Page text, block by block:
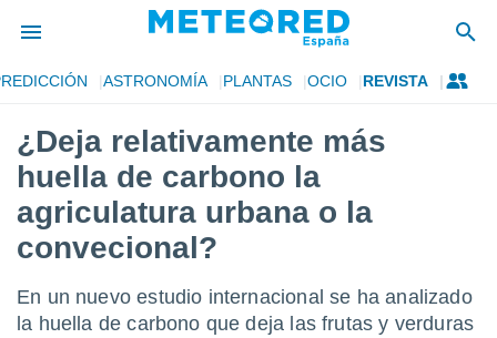
de
por
la
que se
calidad.
las
ASTRONOMÍA PLANTAS OCIO REVISTA
¿Deja relativamente más
huella de carbono la
agriculatura urbana o la
convecional?
En un nuevo estudio internacional se ha analizado
la huella de carbono que deja las frutas y verduras